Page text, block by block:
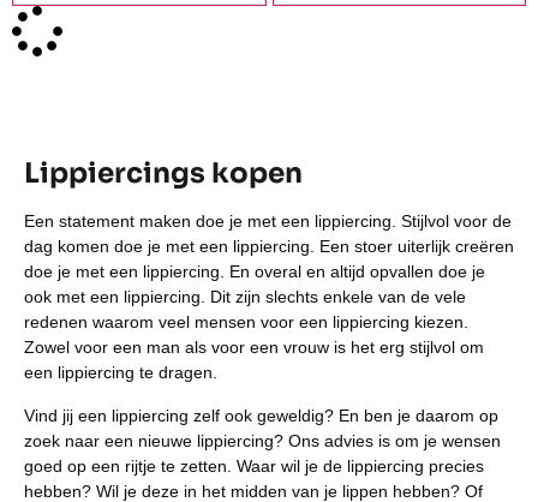
Lippiercings kopen
Een statement maken doe je met een lippiercing. Stijlvol voor de
dag komen doe je met een lippiercing. Een stoer uiterlijk creëren
doe je met een lippiercing. En overal en altijd opvallen doe je
ook met een lippiercing. Dit zijn slechts enkele van de vele
redenen waarom veel mensen voor een lippiercing kiezen.
Zowel voor een man als voor een vrouw is het erg stijlvol om
een lippiercing te dragen.
Vind jij een lippiercing zelf ook geweldig? En ben je daarom op
zoek naar een nieuwe lippiercing? Ons advies is om je wensen
goed op een rijtje te zetten. Waar wil je de lippiercing precies
hebben? Wil je deze in het midden van je lippen hebben? Of